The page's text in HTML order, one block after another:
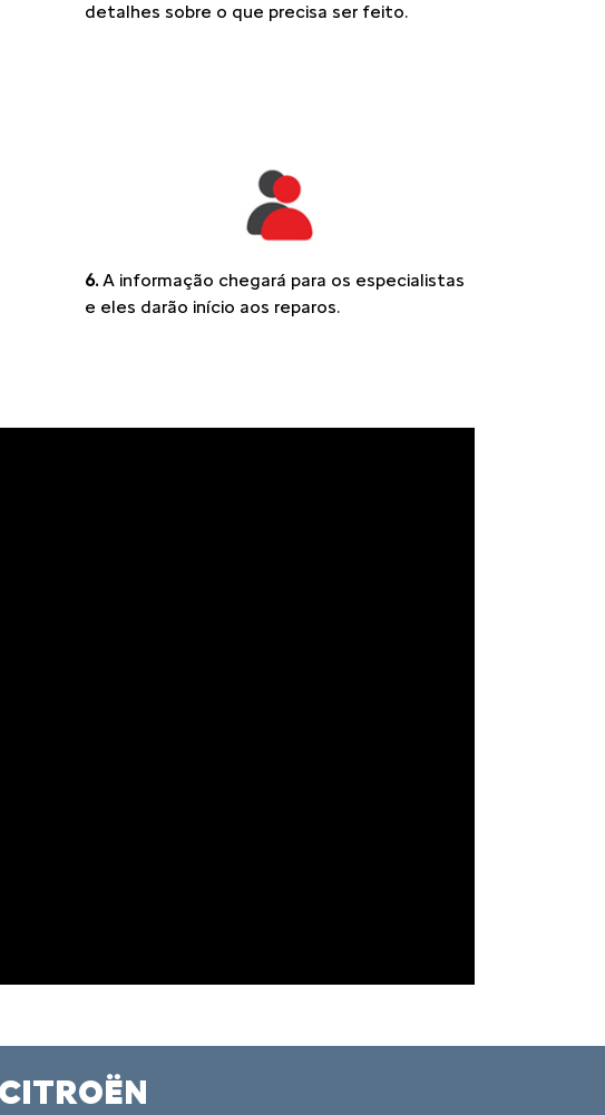
detalhes sobre o que precisa ser feito.
6.A informação chegará para os especialistas
e eles darão início aos reparos.